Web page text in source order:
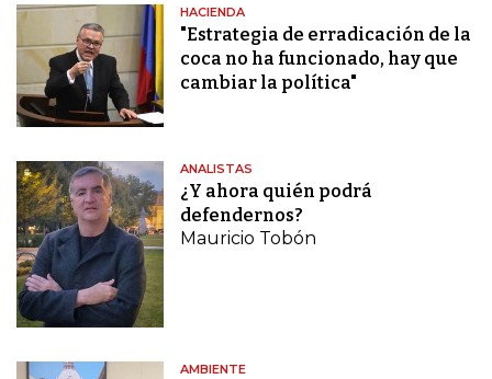
HACIENDA
"Estrategia de erradicación de la
coca no ha funcionado, hay que
cambiar la política"
ANALISTAS
¿Y ahora quién podrá
defendernos?
Mauricio Tobón
AMBIENTE